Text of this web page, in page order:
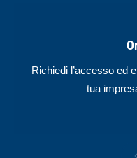
Richiedi l’accesso ed
tua